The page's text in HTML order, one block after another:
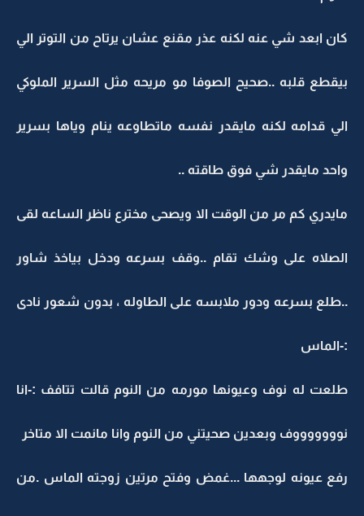
ابعد شي عنه لكنه عذر مقنع عشان يرتاح من التوتر الي
قلبه ..صحيح الصوفا مو مريحه مثل السرير الملوكي
قدامه لكنه مايقدر نفسه ماتطاوعه ينام وياها بسرير
مايقدر شي فوق طاقته ..
كم مر من الوقت الا ويصحى مخترع ناظر الساعه لقى
على وشك تقام ..وقف بسرعه ودخل بياخذ شاور
بسرعه ودور ملابسه على الطاوله ، بدون شعور نادى
الماس
له نوف وعيونها مورمه من النوم قالت تتافف :-انا
وبعدين صحيتني من النوم وانا مانمت الا متاخر
عيونه لوجهها ...غمض وفتح مرتين زوجته الماس .من